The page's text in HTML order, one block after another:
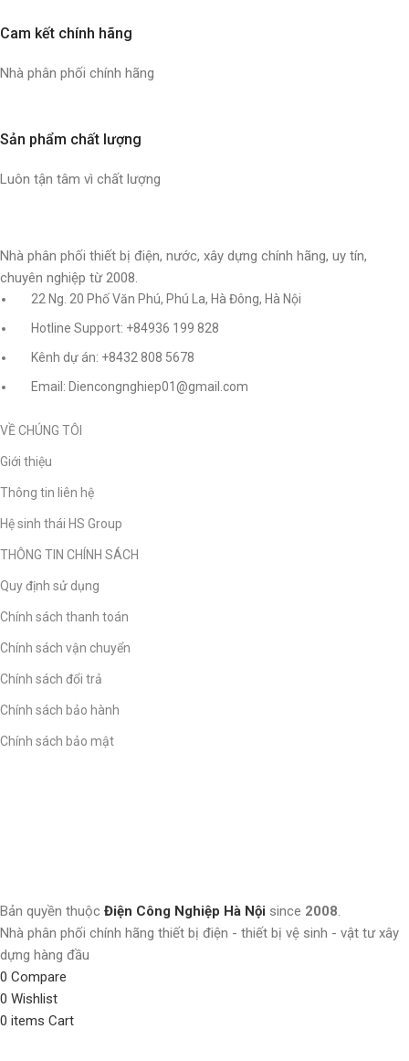
Cam kết chính hãng
Nhà phân phối chính hãng
Sản phẩm chất lượng
Luôn tận tâm vì chất lượng
Nhà phân phối thiết bị điện, nước, xây dựng chính hãng, uy tín,
chuyên nghiệp từ 2008.
22 Ng. 20 Phố Văn Phú, Phú La, Hà Đông, Hà Nội
Hotline Support: +84936 199 828
Kênh dự án: +8432 808 5678
Email: Diencongnghiep01@gmail.com
VỀ CHÚNG TÔI
Giới thiệu
Thông tin liên hệ
Hệ sinh thái HS Group
THÔNG TIN CHÍNH SÁCH
Quy định sử dụng
Chính sách thanh toán
Chính sách vận chuyển
Chính sách đổi trả
Chính sách bảo hành
Chính sách bảo mật
Bản quyền thuộc Điện Công Nghiệp Hà Nội since 2008.
Nhà phân phối chính hãng thiết bị điện - thiết bị vệ sinh - vật tư xây
dựng hàng đầu
0 Compare
0 Wishlist
0 items Cart